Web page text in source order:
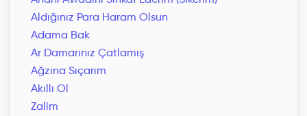
Aldığınız Para Haram Olsun
Adama Bak
Ar Damarınız Çatlamış
Ağzına Sıçarım
Akıllı Ol
Zalim